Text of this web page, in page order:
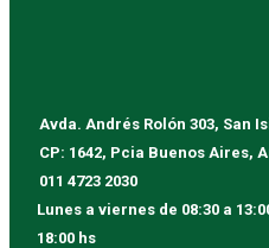
Avda. Andrés Rolón 303, San
CP: 1642, Pcia Buenos Aires,
011 4723 2030
Lunes a viernes de 08:30 a
18:00 hs